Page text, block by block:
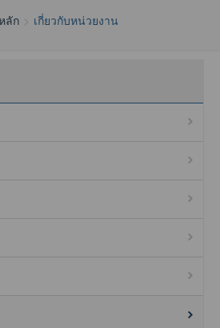
ลัก เกี่ยวกับหน่วยงาน